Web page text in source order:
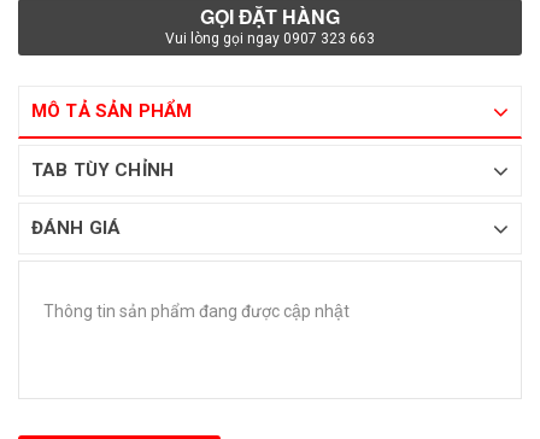
GỌI ĐẶT HÀNG
Vui lòng gọi ngay 0907 323 663
MÔ TẢ SẢN PHẨM
TAB TÙY CHỈNH
ĐÁNH GIÁ
Thông tin sản phẩm đang được cập nhật